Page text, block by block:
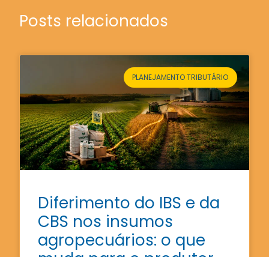
Posts relacionados
PLANEJAMENTO TRIBUTÁRIO
Diferimento do IBS e da
CBS nos insumos
agropecuários: o que